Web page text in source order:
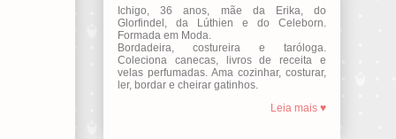
Ichigo, 36 anos, mãe da Erika, do
Glorfindel, da Lúthien e do Celeborn.
Formada em Moda.
Bordadeira, costureira e taróloga.
Coleciona canecas, livros de receita e
velas perfumadas. Ama cozinhar, costurar,
ler, bordar e cheirar gatinhos.
Leia mais ♥